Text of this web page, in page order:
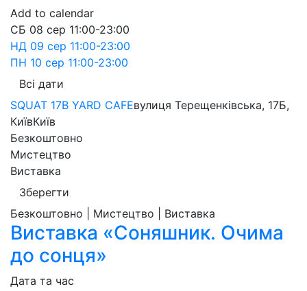
Add to calendar
СБ 08 сер 11:00-23:00
НД 09 сер 11:00-23:00
ПН 10 сер 11:00-23:00
Всі дати
SQUAT 17B YARD CAFEвулиця Терещенківська, 17Б,
КиївКиїв
Безкоштовно
Мистецтво
Виставка
Зберегти
Безкоштовно | Мистецтво | Виставка
Виставка «Соняшник. Очима
до сонця»
Дата та час